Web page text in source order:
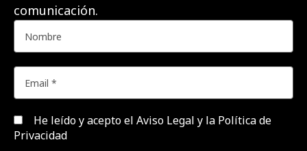
comunicación.
He leído y acepto el Aviso Legal y la Política de
Privacidad